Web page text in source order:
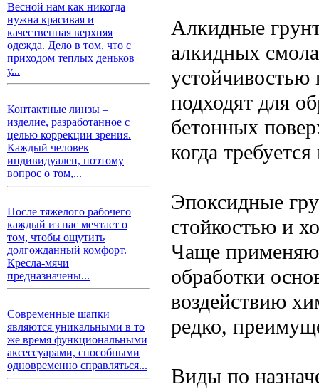
Весной нам как никогда
нужна красивая и
качественная верхняя
одежда. Дело в том, что с
приходом теплых деньков
у...
Контактные линзы –
изделие, разработанное с
целью коррекции зрения.
Каждый человек
индивидуален, поэтому
вопрос о том,...
После тяжелого рабочего
каждый из нас мечтает о
том, чтобы ощутить
долгожданный комфорт.
Кресла-мячи
предназначены...
Современные шапки
являются уникальными в то
же время функциональными
аксессуарами, способными
одновременно справляться...
Алкидные
алкидных
подходят для
бетонных
когда
Эпоксидные
стойкостью и
Чаще
обработки
воздействию
редко,
Виды по